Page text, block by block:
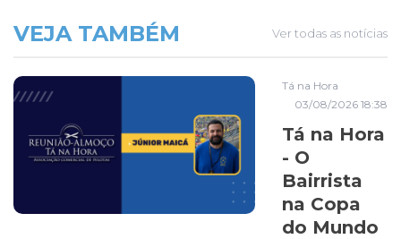
VEJA TAMBÉM Ver todas as notícias
Tá na Hora
03/08/2026 18:38
Tá na Hora
- O
Bairrista
na Copa
do Mundo